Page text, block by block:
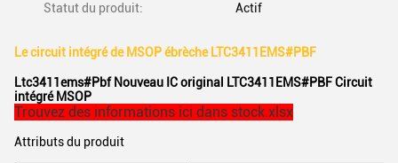
Statut du produit: Actif
Le circuit intégré de MSOP ébrèche LTC3411EMS#PBF
Ltc3411ems#Pbf Nouveau IC original LTC3411EMS#PBF Circuit
intégré MSOP
Trouvez des informations ici dans stock.xlsx
Attributs du produit